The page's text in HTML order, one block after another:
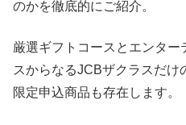
のかを徹底的にご紹介。
厳選ギフトコースとエンタ
スからなるJCBザクラスだけ
限定申込商品も存在します。